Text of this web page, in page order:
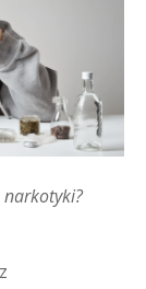
narkotyki?